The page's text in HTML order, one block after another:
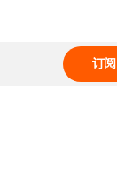
订阅